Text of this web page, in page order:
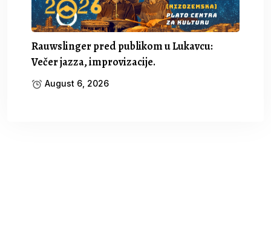
Rauwslinger pred publikom u Lukavcu:
Večer jazza, improvizacije.
August 6, 2026